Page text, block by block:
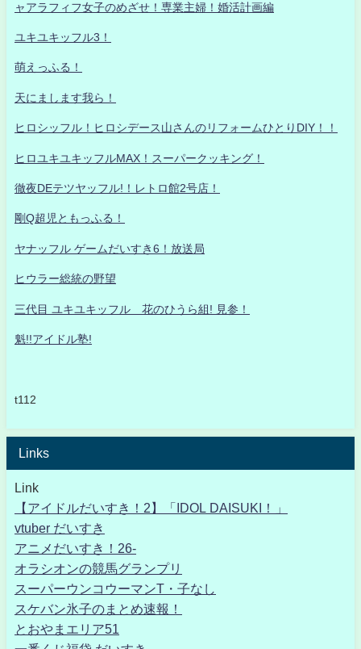
ャアラフィフ女子のめざせ！専業主婦！婚活計画編
ユキユキッフル3！
萌えっふる！
天にまします我ら！
ヒロシッフル！ヒロシデース山さんのリフォームひとりDIY！！
ヒロユキユキッフルMAX！スーパークッキング！
徹夜DEテツヤッフル!！レトロ館2号店！
剛Q超児ともっふる！
ヤナッフル ゲームだいすき6！放送局
ヒウラー総統の野望
三代目 ユキユキッフル 花のひうら組! 見参！
魁!!アイドル塾!
t112
Links
Link
【アイドルだいすき！2】「IDOL DAISUKI！」
vtuber だいすき
アニメだいすき！26-
オラシオンの競馬グランプリ
スーパーウンコウーマンT・子なし
スケバン氷子のまとめ速報！
とおやまエリア51